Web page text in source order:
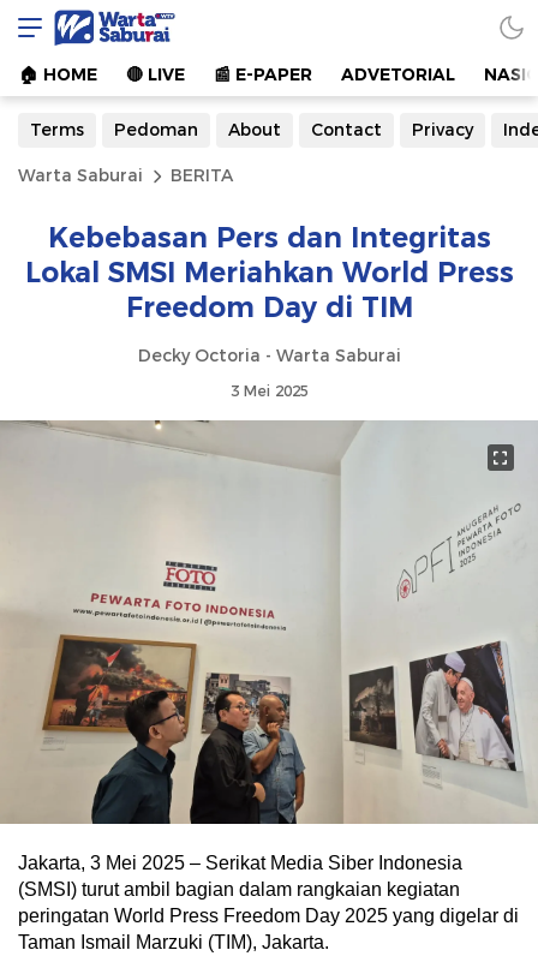
Warta Saburai
Sumber Informasi Terkini
🏠︎ HOME 🔴 LIVE 📰 E-PAPER ADVETORIAL
Terms Pedoman About Contact Privacy
Warta Saburai BERITA
Kebebasan Pers dan Integritas
Lokal SMSI Meriahkan World Press
Freedom Day di TIM
Decky Octoria - Warta Saburai
3 Mei 2025
Jakarta, 3 Mei 2025 – Serikat Media Siber Indonesia
(SMSI) turut ambil bagian dalam rangkaian kegiatan
peringatan World Press Freedom Day 2025 yang digelar di
Taman Ismail Marzuki (TIM), Jakarta.